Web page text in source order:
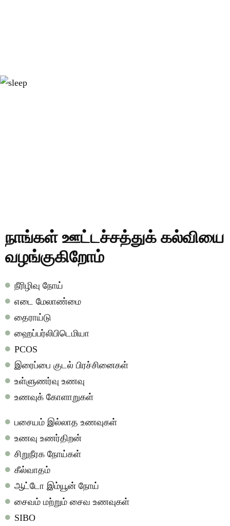
நாங்கள் ஊட்டச்சத்துக் கல்வியை
வழங்குகிறோம்
நீரிழிவு நோய்
எடை மேலாண்மை
தைராய்டு
ஹைப்பர்லிபிடெமியா
PCOS
இரைப்பை குடல் பிரச்சினைகள்
உள்ளுணர்வு உணவு
உணவுக் கோளாறுகள்
பசையம் இல்லாத உணவுகள்
உணவு உணர்திறன்
சிறுநீரக நோய்கள்
கீல்வாதம்
ஆட்டோ இம்யூன் நோய்
சைவம் மற்றும் சைவ உணவுகள்
SIBO